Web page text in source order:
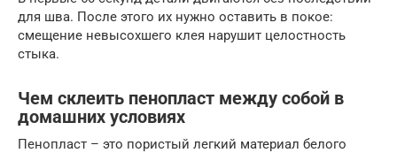
для шва. После этого их нужно оставить в покое:
смещение невысохшего клея нарушит целостность
стыка.
Чем склеить пенопласт между собой в
домашних условиях
Пенопласт – это пористый легкий материал белого